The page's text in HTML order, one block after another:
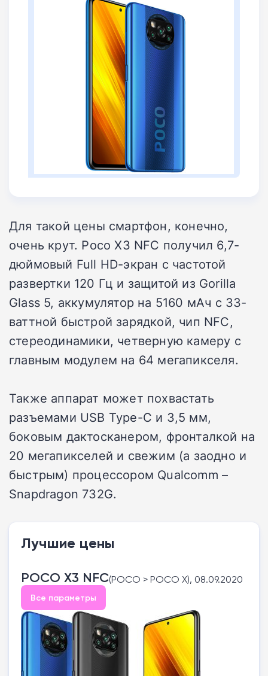
Для такой цены смартфон, конечно,
очень крут. Poco X3 NFC получил 6,7-
дюймовый Full HD-экран с частотой
развертки 120 Гц и защитой из Gorilla
Glass 5, аккумулятор на 5160 мАч с 33-
ваттной быстрой зарядкой, чип NFC,
стереодинамики, четверную камеру с
главным модулем на 64 мегапикселя.
Также аппарат может похвастать
разъемами USB Type-C и 3,5 мм,
боковым дактосканером, фронталкой на
20 мегапикселей и свежим (а заодно и
быстрым) процессором Qualcomm –
Snapdragon 732G.
Лучшие цены
POCO X3 NFC(POCO > POCO X), 08.09.2020
Все параметры